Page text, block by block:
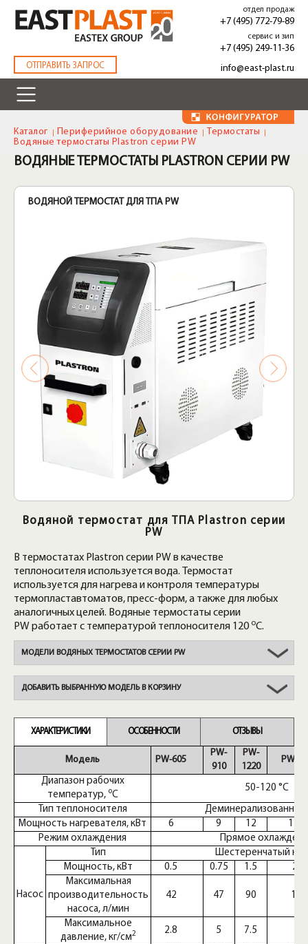
основному
содержанию
ОТПРАВИТЬ ЗАПРОС
отдел продаж
+7 (495) 772-79-89
сервис и зип
+7 (495) 249-11-36
info@east-plast.ru
Каталог Периферийное оборудование
Термостаты
Водяные термостаты Plastron серии PW
МОДЕЛИ ВОДЯНЫХ ТЕРМОСТАТОВ СЕРИИ PW
ВОДЯНЫЕ ТЕРМОСТАТЫ PLASTRON СЕРИИ PW
ВОДЯНОЙ ТЕРМОСТАТ ДЛЯ ТПА PW
Водяной термостат для ТПА Plastron серии
PW
В термостатах Plastron серии PW в качестве
теплоносителя используется вода. Термостат
используется для нагрева и контроля температуры
термопластавтоматов, пресс-форм, а также для любых
аналогичных целей. Водяные термостаты серии
PW работает с температурой теплоносителя 120 оС.
ДОБАВИТЬ ВЫБРАННУЮ МОДЕЛЬ В КОРЗИНУ
ХАРАКТЕРИСТИКИ ОСОБЕННОСТИ ОТЗЫВЫ
Модель
Диапазон рабочих
температур, оС
Тип теплоносителя
Мощность нагревателя, кВт
Режим охлаждения
Насос
Тип
Мощность, кВт
Максимальная
производительность
насоса, л/мин
Максимальное
давление, кг/см2
PW-605
PW-
910
PW-
1220
PW-
50-120 °C
Деминерализованная
6
9 12
Прямое
Шестеренчатый
0.5
0.75 1.5 2.2
42 47 90 120
2.8 5 7.5